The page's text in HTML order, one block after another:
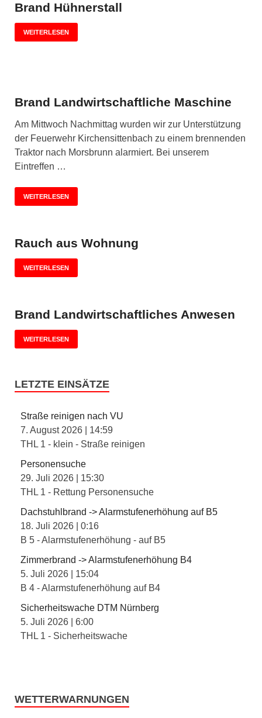
Brand Hühnerstall
WEITERLESEN
Brand Landwirtschaftliche Maschine
Am Mittwoch Nachmittag wurden wir zur Unterstützung
der Feuerwehr Kirchensittenbach zu einem brennenden
Traktor nach Morsbrunn alarmiert. Bei unserem
Eintreffen …
WEITERLESEN
Rauch aus Wohnung
WEITERLESEN
Brand Landwirtschaftliches Anwesen
WEITERLESEN
LETZTE EINSÄTZE
Straße reinigen nach VU
7. August 2026
14:59
THL 1 - klein - Straße reinigen
Personensuche
29. Juli 2026
15:30
THL 1 - Rettung Personensuche
Dachstuhlbrand -> Alarmstufenerhöhung auf B5
18. Juli 2026
0:16
B 5 - Alarmstufenerhöhung - auf B5
Zimmerbrand -> Alarmstufenerhöhung B4
5. Juli 2026
15:04
B 4 - Alarmstufenerhöhung auf B4
Sicherheitswache DTM Nürnberg
5. Juli 2026
6:00
THL 1 - Sicherheitswache
WETTERWARNUNGEN